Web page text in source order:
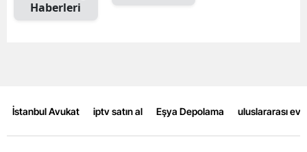
Mardin
Muğla
Haberleri
İstanbul Avukat iptv satın al Eşya Depolama uluslararası